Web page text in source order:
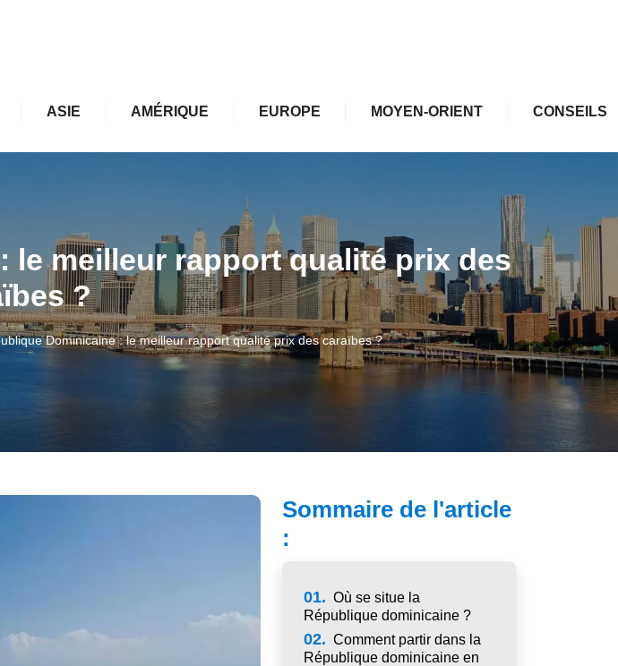
ASIE AMÉRIQUE EUROPE MOYEN-ORIENT CONSEILS
le meilleur rapport qualité prix des
?
Dominicaine : le meilleur rapport qualité prix des caraïbes ?
Sommaire de l'article
:
01. Où se situe la
République dominicaine ?
02. Comment partir dans la
République dominicaine en